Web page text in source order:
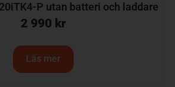
P utan batteri och laddare
2 990 kr
Läs mer